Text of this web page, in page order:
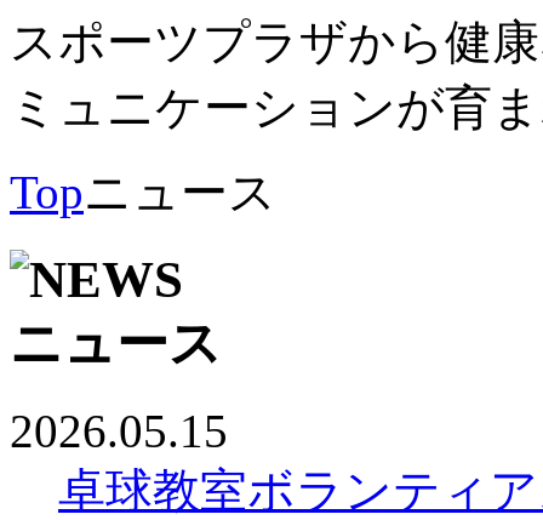
スポーツプラザから健
ミュニケーションが育
Topニュース
2026.05.15
卓球教室ボランティ